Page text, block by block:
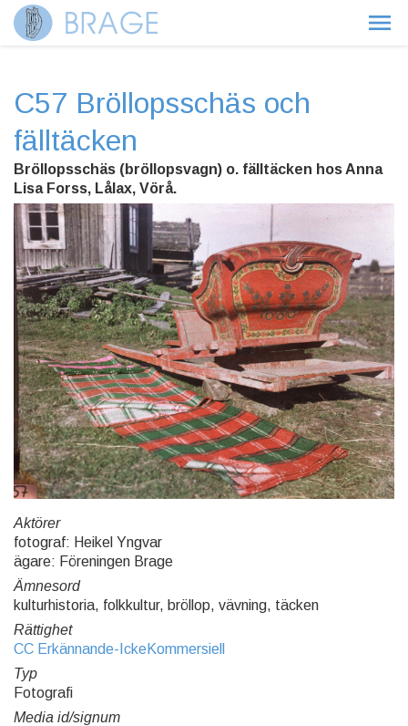
C57 Bröllopsschäs och
fälltäcken
Bröllopsschäs (bröllopsvagn) o. fälltäcken hos Anna
Lisa Forss, Lålax, Vörå.
Aktörer
fotograf: Heikel Yngvar
ägare: Föreningen Brage
Ämnesord
kulturhistoria, folkkultur, bröllop, vävning, täcken
Rättighet
CC Erkännande-IckeKommersiell
Typ
Fotografi
Media id/signum